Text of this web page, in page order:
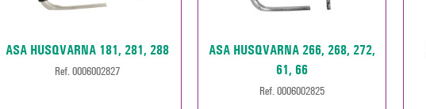
ASA HUSQVARNA 181, 281, 288
Ref. 0006002827
ASA HUSQVARNA 266, 268, 272,
61, 66
Ref. 0006002825